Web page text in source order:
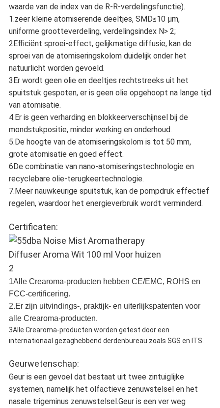
waarde van de index van de R-R-verdelingsfunctie).
1.zeer kleine atomiserende deeltjes, SMD≤10 μm,
uniforme grootteverdeling, verdelingsindex N> 2;
2Efficiënt sproei-effect, gelijkmatige diffusie, kan de
sproei van de atomiseringskolom duidelijk onder het
natuurlicht worden gevoeld.
3Er wordt geen olie en deeltjes rechtstreeks uit het
spuitstuk gespoten, er is geen olie opgehoopt na lange tijd
van atomisatie.
4.Er is geen verharding en blokkeerverschijnsel bij de
mondstukpositie, minder werking en onderhoud.
5.De hoogte van de atomiseringskolom is tot 50 mm,
grote atomisatie en goed effect.
6De combinatie van nano-atomiseringstechnologie en
recyclebare olie-terugkeertechnologie.
7.Meer nauwkeurige spuitstuk, kan de pompdruk effectief
regelen, waardoor het energieverbruik wordt verminderd.
Certificaten:
1Alle Crearoma-producten hebben CE/EMC, ROHS en
FCC-certificering.
2.Er zijn uitvindings-, praktijk- en uiterlijkspatenten voor
alle Crearoma-producten.
3Alle Crearoma-producten worden getest door een
internationaal gezaghebbend derdenbureau zoals SGS en ITS.
Geurwetenschap:
Geur is een gevoel dat bestaat uit twee zintuiglijke
systemen, namelijk het olfactieve zenuwstelsel en het
nasale trigeminus zenuwstelsel.Geur is een ver weg